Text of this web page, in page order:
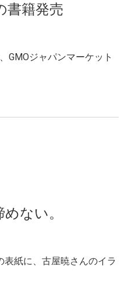
書籍発売
GMOジャパンマーケット
ない。
表紙に、古屋暁さんのイラ